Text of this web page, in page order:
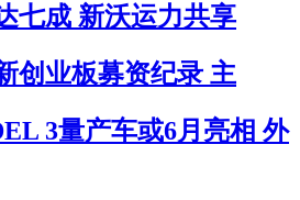
七成 新沃运力共享
创业板募资纪录 主
3量产车或6月亮相 外